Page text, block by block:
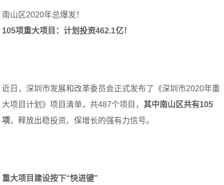
南山区2020年总爆发！
105项重大项目：计划投资462.1亿！
近日，深圳市发展和改革委员会正式发布了《深圳市2020年重
大项目计划》项目清单，共487个项目， 其中南山区共有105
项 ，释放出稳投资、保增长的强有力信号。
重大项目建设按下“快进键”